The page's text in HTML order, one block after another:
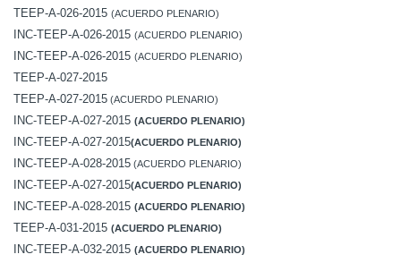
TEEP-A-026-2015 (ACUERDO PLENARIO)
INC-TEEP-A-026-2015 (ACUERDO PLENARIO)
INC-TEEP-A-026-2015 (ACUERDO PLENARIO)
TEEP-A-027-2015
TEEP-A-027-2015 (ACUERDO PLENARIO)
INC-TEEP-A-027-2015 (ACUERDO PLENARIO)
INC-TEEP-A-027-2015(ACUERDO PLENARIO)
INC-TEEP-A-028-2015 (ACUERDO PLENARIO)
INC-TEEP-A-027-2015(ACUERDO PLENARIO)
INC-TEEP-A-028-2015 (ACUERDO PLENARIO)
TEEP-A-031-2015 (ACUERDO PLENARIO)
INC-TEEP-A-032-2015 (ACUERDO PLENARIO)